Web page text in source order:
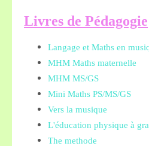
Livres de Pédagogie
Langage et Maths en
MHM Maths maternelle
MHM MS/GS
Mini Maths PS/MS/GS
Vers la musique
L'éducation physique à
The methode